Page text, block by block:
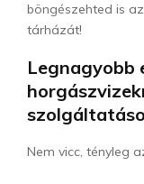
böngészehted is
tárházát!
Legnagyobb
Nem vicc, tényleg